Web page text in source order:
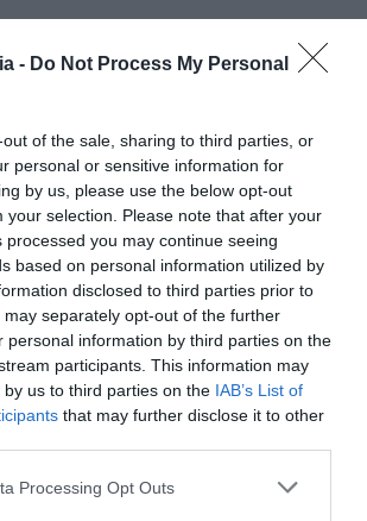
- Do Not Process My Personal
of the sale, sharing to third parties, or
personal or sensitive information for
by us, please use the below opt-out
your selection. Please note that after your
processed you may continue seeing
based on personal information utilized by
disclosed to third parties prior to
separately opt-out of the further
personal information by third parties on the
participants. This information may
us to third parties on the IAB’s List of
that may further disclose it to other
Processing Opt Outs
al governo – Anche il
Lombardia utilizza il social
il suo dissenso verso
Nostrum": "Il governo deve
un irresistibile richiamo per i
scritto Roberto Maroni.
non può diventare traghetto